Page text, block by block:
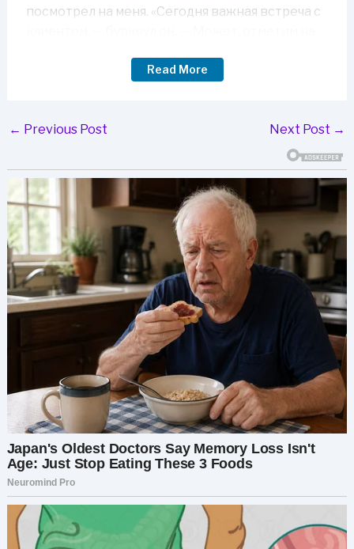
посмотрел на меня. «Сегодня важная встреча с
придала значения. Захотелось сделать Артёму
приятное — я заехала за кофе и пирожными и
направилась в офис пораньше. Но там было
подозрительно тихо. Я пошла в сторону
кабинета Артёма и услышала смех — тихий,
прерывистый, знакомый. Голос Марины.
Я заглянула сквозь приоткрытые жалюзи — и
правда предстала во всей красе: Марина
сидела на столе, её юбка задралась, а руки
Артёма свободно бродили по её телу. Они меня
не заметили. Я не закричала. Не заплакала.
Просто стояла и смотрела — на помаду на
воротнике, на свадебное фото, положенное
лицом вниз, на то, как он прикасался к ней —
так, как раньше ко мне.
Я вышла и набрала номер Жени — моего друга и
одного из лучших семейных адвокатов. «Мне
нужен развод, — спокойно сказала я. — И
бизнес-стратегия».
Read More
Post
← Previous Post Next Post →